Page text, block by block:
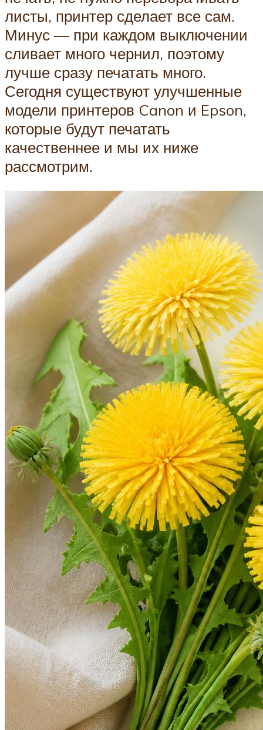
листы, принтер сделает все сам.
Минус — при каждом выключении
сливает много чернил, поэтому
лучше сразу печатать много.
Сегодня существуют улучшенные
модели принтеров Canon и Epson,
которые будут печатать
качественнее и мы их ниже
рассмотрим.